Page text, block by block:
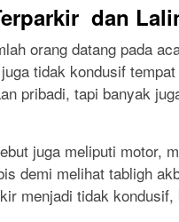
dan
orang datang pada
tidak kondusif
pribadi, tapi banyak
juga meliputi motor,
demi melihat tabligh
menjadi tidak